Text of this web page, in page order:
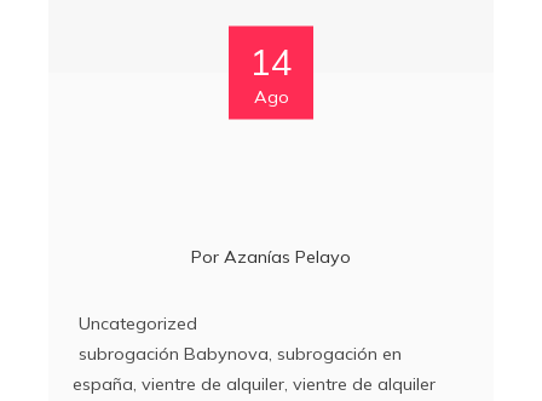
14
Ago
Por Azanías Pelayo
Uncategorized
subrogación Babynova, subrogación en
españa, vientre de alquiler, vientre de alquiler